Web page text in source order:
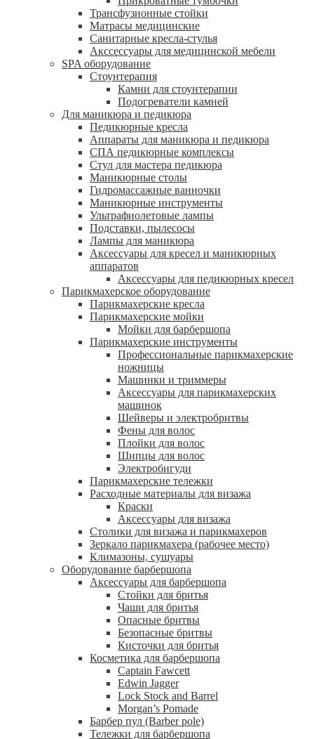
Трансфузионные стойки
Матрасы медицинские
Санитарные кресла-стулья
Акссессуары для медицинской мебели
SPA оборудование
Стоунтерапия
Камни для стоунтерапии
Подогреватели камней
Для маникюра и педикюра
Педикюрные кресла
Аппараты для маникюра и педикюра
СПА педикюрные комплексы
Стул для мастера педикюра
Маникюрные столы
Гидромассажные ванночки
Маникюрные инструменты
Ультрафиолетовые лампы
Подставки, пылесосы
Лампы для маникюра
Аксессуары для кресел и маникюрных
аппаратов
Аксессуары для педикюрных кресел
Парикмахерское оборудование
Парикмахерские кресла
Парикмахерские мойки
Мойки для барбершопа
Парикмахерские инструменты
Профессиональные парикмахерские
ножницы
Машинки и триммеры
Аксессуары для парикмахерских
машинок
Шейверы и электробритвы
Фены для волос
Плойки для волос
Щипцы для волос
Электробигуди
Парикмахерские тележки
Расходные материалы для визажа
Краски
Аксессуары для визажа
Столики для визажа и парикмахеров
Зеркало парикмахера (рабочее место)
Климазоны, сушуары
Оборудование барбершопа
Аксессуары для барбершопа
Стойки для бритья
Чаши для бритья
Опасные бритвы
Безопасные бритвы
Кисточки для бритья
Косметика для барбершопа
Captain Fawcett
Edwin Jagger
Lock Stock and Barrel
Morgan’s Pomade
Барбер пул (Barber pole)
Тележки для барбершопа